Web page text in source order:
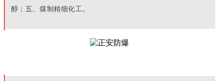
醇；五、煤制精细化工。